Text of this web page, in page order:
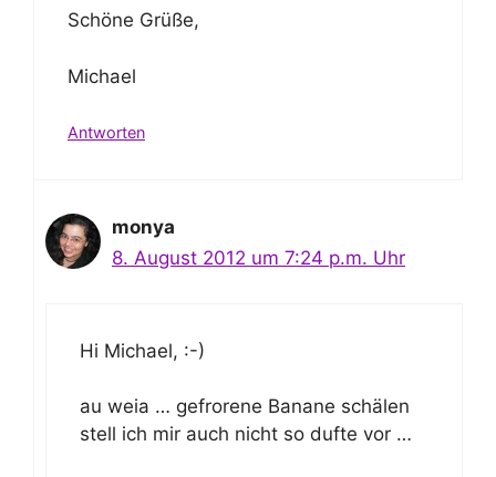
Schöne Grüße,
Michael
Antworten
monya
8. August 2012 um 7:24 p.m. Uhr
Hi Michael, :-)
au weia … gefrorene Banane schälen
stell ich mir auch nicht so dufte vor …